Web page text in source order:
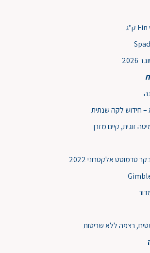
– חידוש לקה שנתית
זוגית, קיים מזרן
טרמוסט אלקטרוני 2022
רצפה ללא שריטות